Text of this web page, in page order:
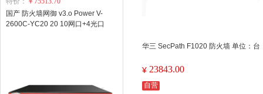
华三 SecPath F1020 防火墙 单位：台
¥ 23843.00
自营
国产 防火墙网御 v3.o Power V-
2600C-YC20 20 10网口+4光口